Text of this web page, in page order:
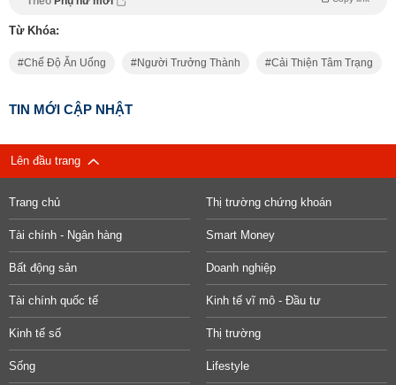
Từ Khóa:
Chế Độ Ăn Uống Người Trưởng Thành Cải Thiện Tâm Trạng
TIN MỚI CẬP NHẬT
Lên đầu trang
Trang chủ Thị trường chứng khoán
Tài chính - Ngân hàng Smart Money
Bất động sản Doanh nghiệp
Tài chính quốc tế Kinh tế vĩ mô - Đầu tư
Kinh tế số Thị trường
Sống Lifestyle